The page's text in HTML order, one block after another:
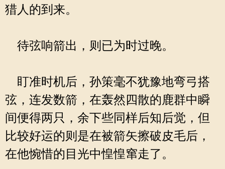
猎人的到来。
待弦响箭出，则已为时过晚。
盯准时机后，孙策毫不犹豫地弯弓搭
弦，连发数箭，在轰然四散的鹿群中瞬
间便得两只，余下些同样后知后觉，但
比较好运的则是在被箭矢擦破皮毛后，
在他惋惜的目光中惶惶窜走了。